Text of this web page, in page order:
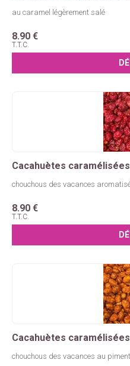
au caramel légèrement salé
8.90 €
T.T.C.
Cacahuètes caramélisées
chouchous des vacances
8.90 €
T.T.C.
Cacahuètes caramélisées
chouchous des vacances au piment